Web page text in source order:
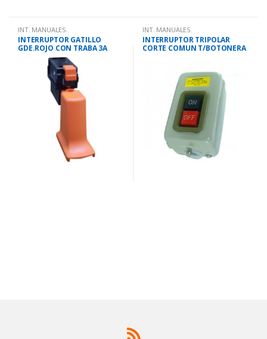
INT. MANUALES.
INTERRUPTOR GATILLO
GDE.ROJO CON TRABA 3A
CS370 MG
INT. MANUALES.
INTERRUPTOR TRIPOLAR
CORTE COMUN T/BOTONERA